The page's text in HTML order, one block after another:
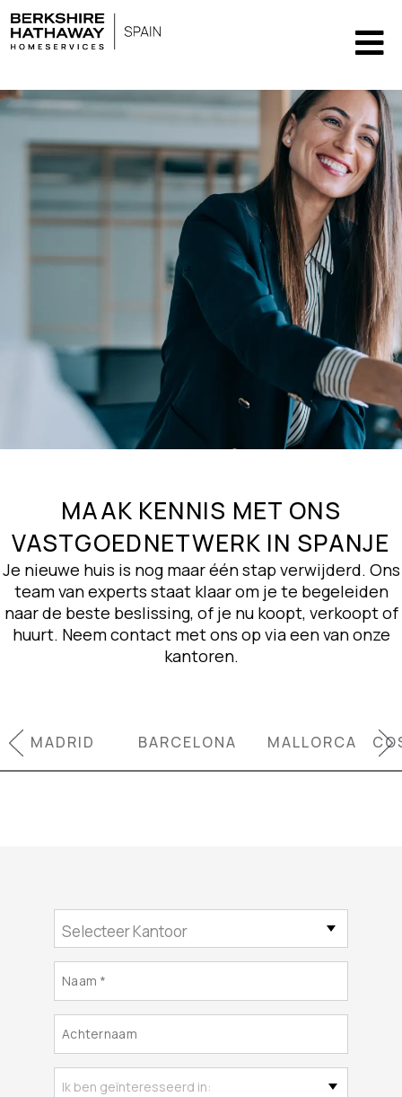
MAAK KENNIS MET ONS
VASTGOEDNETWERK IN SPANJE
Je nieuwe huis is nog maar één stap verwijderd. Ons
team van experts staat klaar om je te begeleiden
naar de beste beslissing, of je nu koopt, verkoopt of
huurt. Neem contact met ons op via een van onze
kantoren.
MADRID BARCELONA MALLORCA
Selecteer Kantoor
Ik ben geïnteresseerd in: